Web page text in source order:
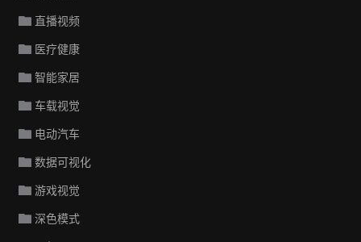
直播视频
医疗健康
智能家居
车载视觉
电动汽车
数据可视化
游戏视觉
深色模式